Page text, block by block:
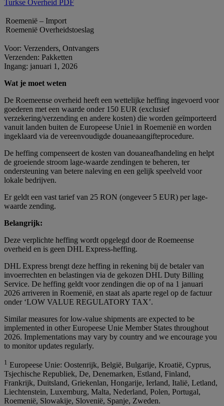
Turkse Overheid PDF
Roemenië – Import
Roemenië Overheidstoeslag
Voor: Verzenders, Ontvangers
Verzenden: Pakketten
Ingang: januari 1, 2026
Wat je moet weten
De Roemeense overheid heeft een wettelijke heffing ingevoerd voor
goederen met een waarde onder 150 EUR (exclusief
verzekering/verzending en andere kosten) die worden geïmporteerd
vanuit landen buiten de Europeese Unie1 in Roemenië en worden
ingeklaard via de vereenvoudigde douaneaangifteprocedure.
De heffing compenseert de kosten van douaneafhandeling en helpt
de groeiende stroom lage-waarde zendingen te beheren, ter
ondersteuning van betere naleving en een gelijk speelveld voor
lokale bedrijven.
Er geldt een vast tarief van 25 RON (ongeveer 5 EUR) per lage-
waarde zending.
Belangrijk:
Deze verplichte heffing wordt opgelegd door de Roemeense
overheid en is geen DHL Express-heffing.
DHL Express brengt deze heffing in rekening bij de betaler van
invoerrechten en belastingen via de gekozen DHL Duty Billing
Service. De heffing geldt voor zendingen die op of na 1 januari
2026 arriveren in Roemenië, en staat als aparte regel op de factuur
onder ‘LOW VALUE REGULATORY TAX’.
Similar measures for low-value shipments are expected to be
implemented in other Europeese Unie Member States throughout
2026. Implementations may vary by country and we encourage you
to monitor updates regularly.
1 Europeese Unie: Oostenrijk, België, Bulgarije, Kroatië, Cyprus,
Tsjechische Republiek, De, Denemarken, Estland, Finland,
Frankrijk, Duitsland, Griekenlan, Hongarije, Ierland, Italië, Letland,
Liechtenstein, Luxemburg, Malta, Nederland, Polen, Portugal,
Roemenië, Slowakije, Slovenië, Spanje, Zweden.